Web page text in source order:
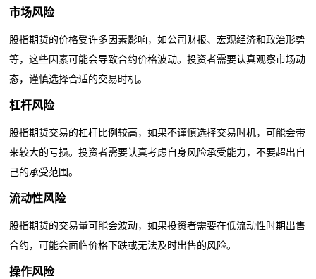
市场风险
股指期货的价格受许多因素影响，如公司财报、宏观经济和政治形势
等，这些因素可能会导致合约价格波动。投资者需要认真观察市场动
态，谨慎选择合适的交易时机。
杠杆风险
股指期货交易的杠杆比例较高，如果不谨慎选择交易时机，可能会带
来较大的亏损。投资者需要认真考虑自身风险承受能力，不要超出自
己的承受范围。
流动性风险
股指期货的交易量可能会波动，如果投资者需要在低流动性时期出售
合约，可能会面临价格下跌或无法及时出售的风险。
操作风险